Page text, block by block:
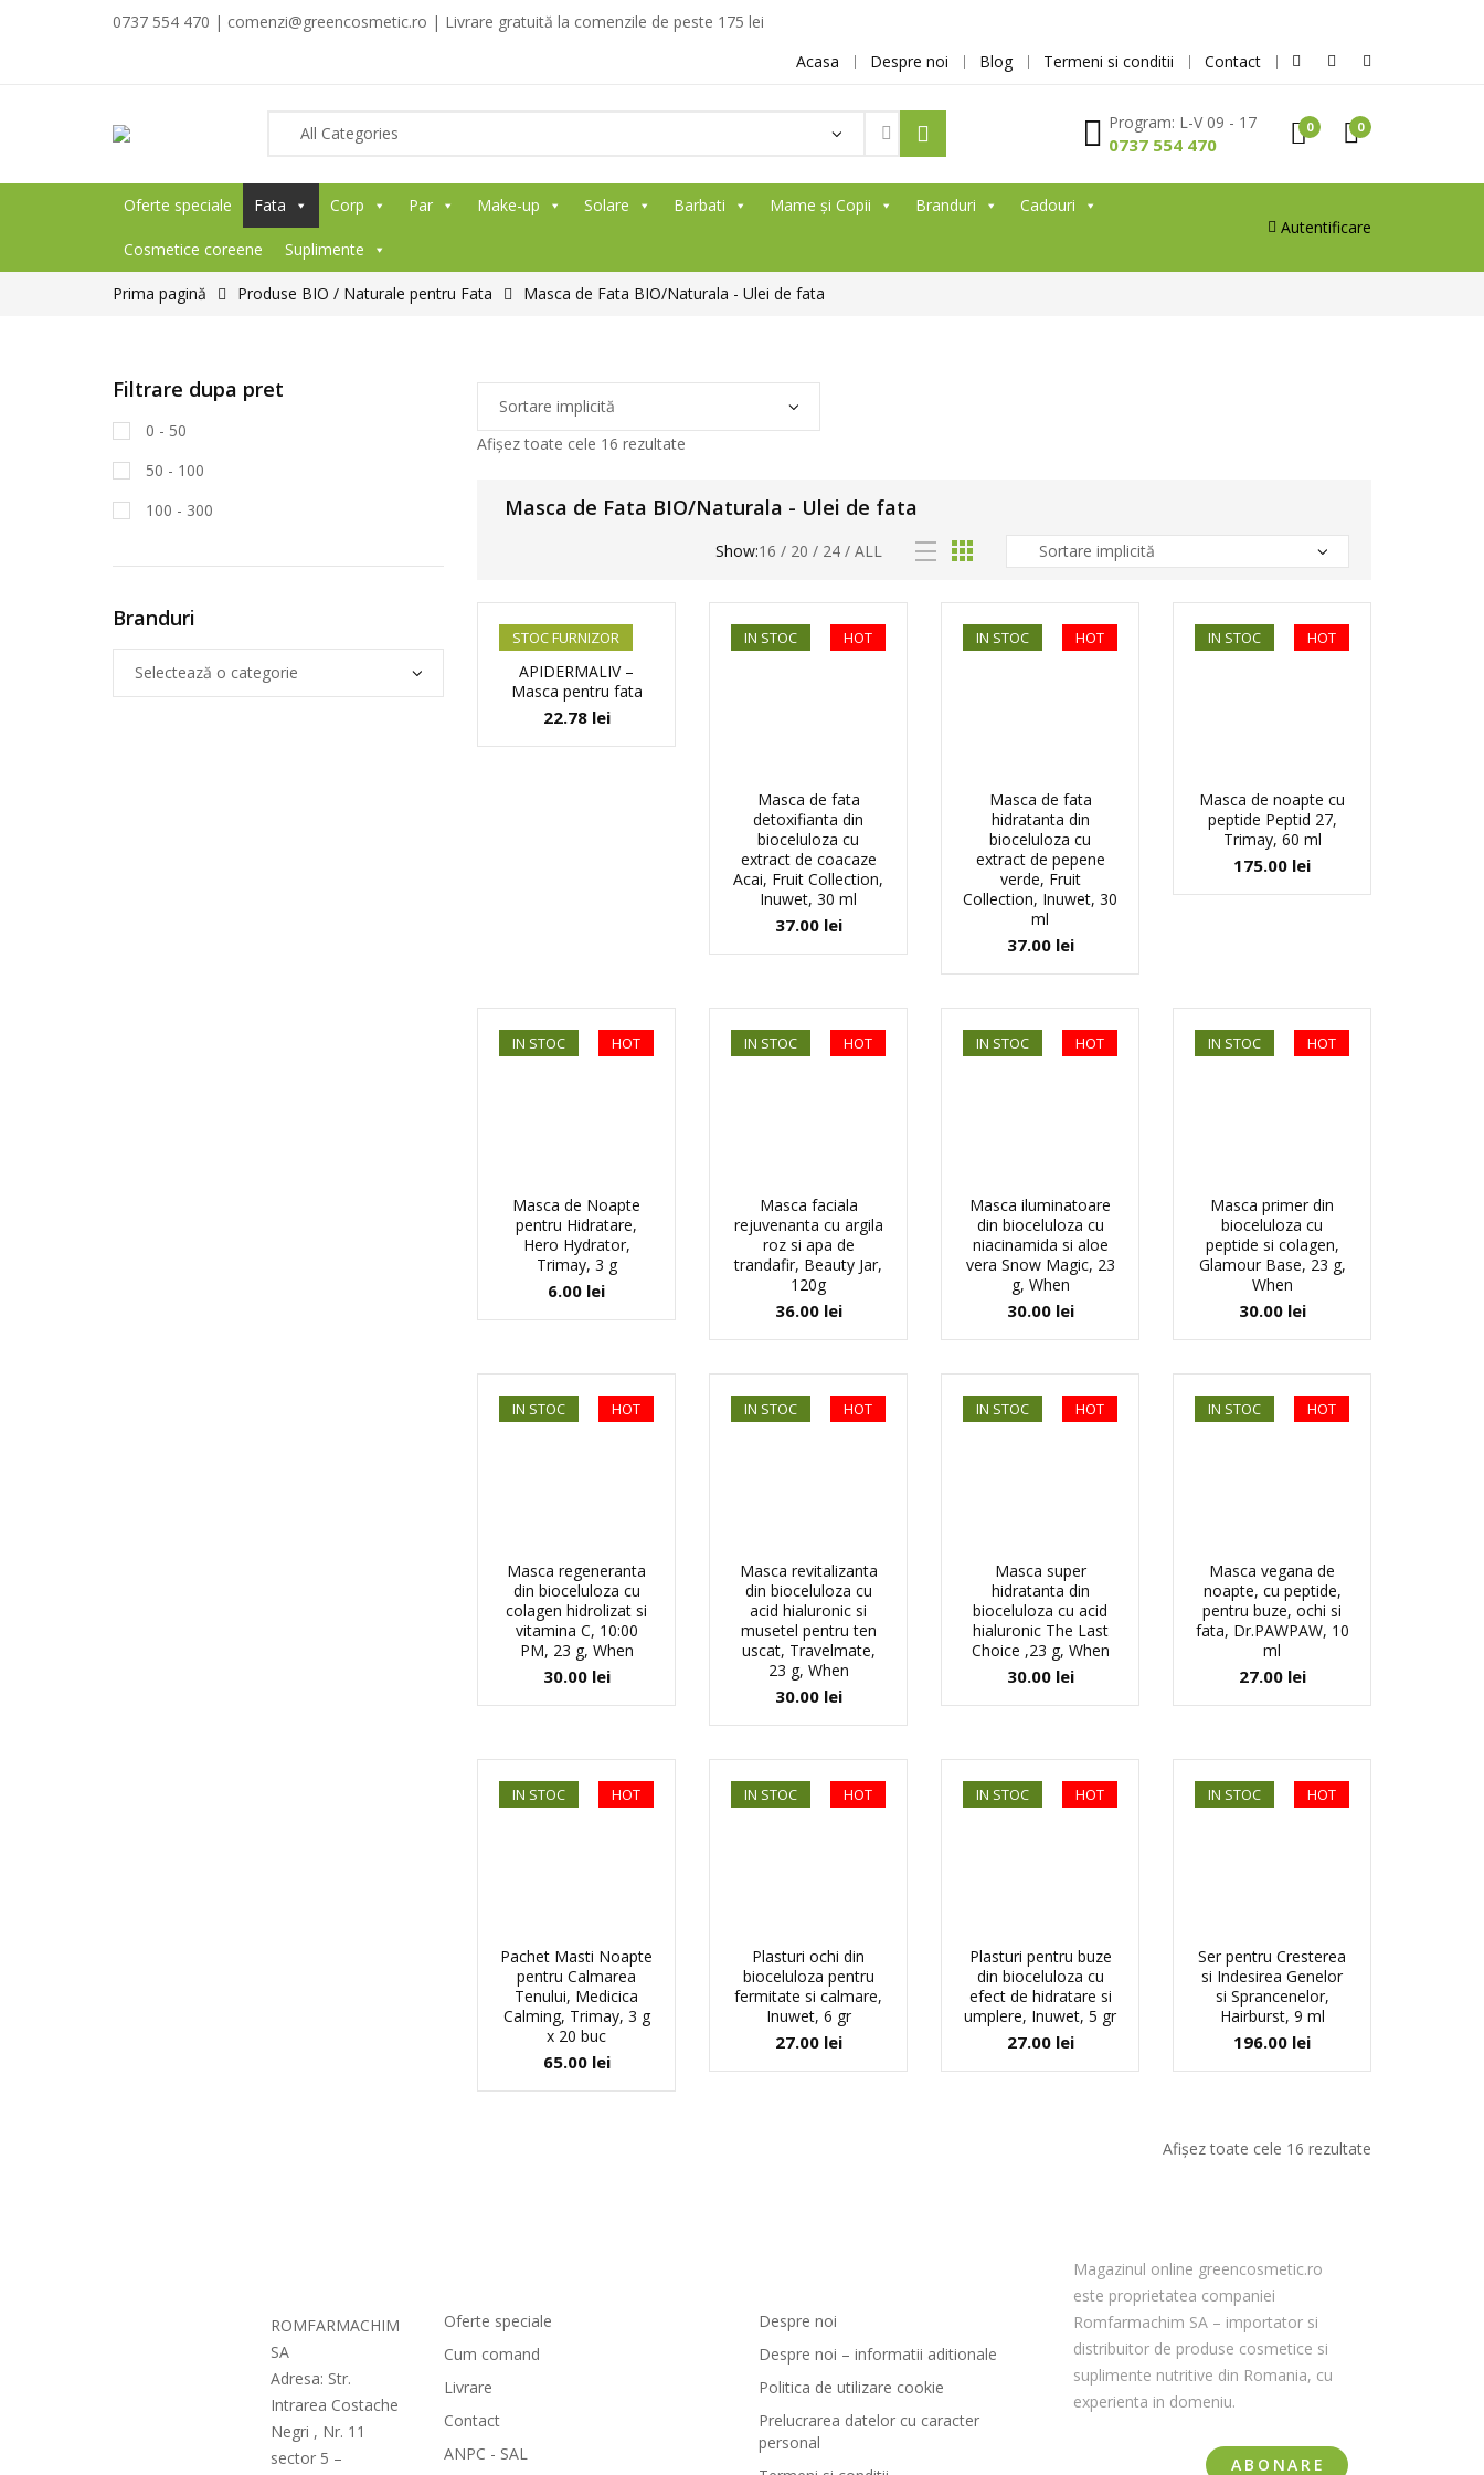
0737 554 470 | comenzi@greencosmetic.ro | Livrare gratuită la comenzile de peste 175 lei
Acasa
Despre noi Blog Termeni si conditii Contact
Program: L-V 09 - 17
0737 554 470
0 0
Oferte speciale Fata Corp Par Make-up Solare Barbati Mame și Copii Branduri Cadouri
Cosmetice coreene Suplimente
Autentificare
Prima pagină Produse BIO / Naturale pentru Fata Masca de Fata BIO/Naturala - Ulei de fata
Afișez toate cele 16 rezultate
Masca de Fata BIO/Naturala - Ulei de fata
Show:16 / 20 / 24 / ALL
STOC FURNIZOR
APIDERMALIV –
Masca pentru fata
22.78 lei
HOT
IN STOC
Masca de fata
detoxifianta din
bioceluloza cu
extract de coacaze
Acai, Fruit Collection,
Inuwet, 30 ml
37.00 lei
HOT
IN STOC
Masca de fata
hidratanta din
bioceluloza cu
extract de pepene
verde, Fruit
Collection, Inuwet, 30
ml
37.00 lei
HOT
IN STOC
Masca de noapte cu
peptide Peptid 27,
Trimay, 60 ml
175.00 lei
HOT
IN STOC
Masca de Noapte
pentru Hidratare,
Hero Hydrator,
Trimay, 3 g
6.00 lei
HOT
IN STOC
Masca faciala
rejuvenanta cu argila
roz si apa de
trandafir, Beauty Jar,
120g
36.00 lei
HOT
IN STOC
Masca iluminatoare
din bioceluloza cu
niacinamida si aloe
vera Snow Magic, 23
g, When
30.00 lei
HOT
IN STOC
Masca primer din
bioceluloza cu
peptide si colagen,
Glamour Base, 23 g,
When
30.00 lei
HOT
IN STOC
Masca regeneranta
din bioceluloza cu
colagen hidrolizat si
vitamina C, 10:00
PM, 23 g, When
30.00 lei
HOT
IN STOC
Masca revitalizanta
din bioceluloza cu
acid hialuronic si
musetel pentru ten
uscat, Travelmate,
23 g, When
30.00 lei
HOT
IN STOC
Masca super
hidratanta din
bioceluloza cu acid
hialuronic The Last
Choice ,23 g, When
30.00 lei
HOT
IN STOC
Masca vegana de
noapte, cu peptide,
pentru buze, ochi si
fata, Dr.PAWPAW, 10
ml
27.00 lei
HOT
IN STOC
Pachet Masti Noapte
pentru Calmarea
Tenului, Medicica
Calming, Trimay, 3 g
x 20 buc
65.00 lei
HOT
IN STOC
Plasturi ochi din
bioceluloza pentru
fermitate si calmare,
Inuwet, 6 gr
27.00 lei
HOT
IN STOC
Plasturi pentru buze
din bioceluloza cu
efect de hidratare si
umplere, Inuwet, 5 gr
27.00 lei
HOT
IN STOC
Ser pentru Cresterea
si Indesirea Genelor
si Sprancenelor,
Hairburst, 9 ml
196.00 lei
Afișez toate cele 16 rezultate
Filtrare dupa pret
0 - 50
50 - 100
100 - 300
Branduri
ROMFARMACHIM
SA
Adresa: Str.
Intrarea Costache
Negri , Nr. 11
sector 5 –
Oferte speciale
Cum comand
Livrare
Contact
ANPC - SAL
Despre noi
Despre noi – informatii aditionale
Politica de utilizare cookie
Prelucrarea datelor cu caracter
personal
Magazinul online greencosmetic.ro
este proprietatea companiei
Romfarmachim SA – importator si
distribuitor de produse cosmetice si
suplimente nutritive din Romania, cu
experienta in domeniu.
ABONARE